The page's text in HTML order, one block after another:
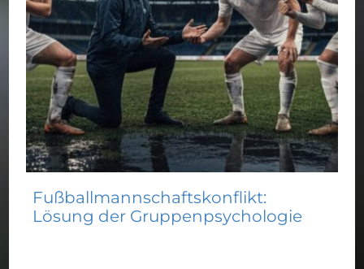
Fußballmannschaftskonflikt:
Lösung der Gruppenpsychologie